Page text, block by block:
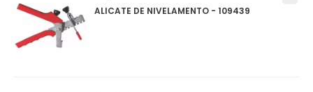
ALICATE DE NIVELAMENTO - 109439